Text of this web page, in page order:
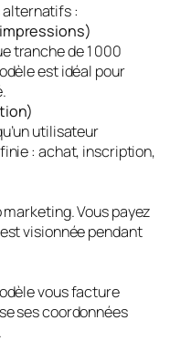
alternatifs :
tranche de 1 000
est idéal pour
utilisateur
: achat, inscription,
Vous payez
visionnée pendant
vous facture
ses coordonnées